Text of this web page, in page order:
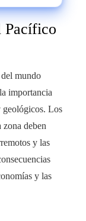
Pacífico
mundo
importancia
geológicos. Los
zona deben
y las
y las